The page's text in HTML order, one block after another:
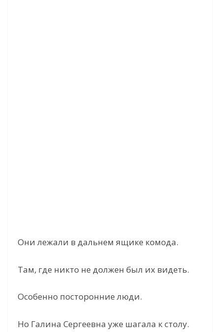
Они лежали в дальнем ящике комода.
Там, где никто не должен был их видеть.
Особенно посторонние люди.
Но Галина Сергеевна уже шагала к столу.